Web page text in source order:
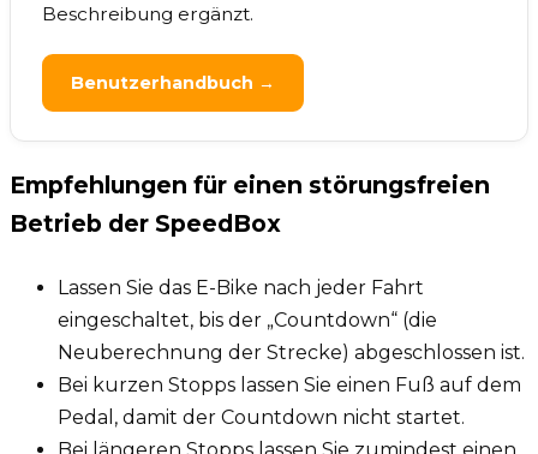
Beschreibung ergänzt.
Benutzerhandbuch →
Empfehlungen für einen störungsfreien
Betrieb der SpeedBox
Lassen Sie das E-Bike nach jeder Fahrt
eingeschaltet, bis der „Countdown“ (die
Neuberechnung der Strecke) abgeschlossen ist.
Bei kurzen Stopps lassen Sie einen Fuß auf dem
Pedal, damit der Countdown nicht startet.